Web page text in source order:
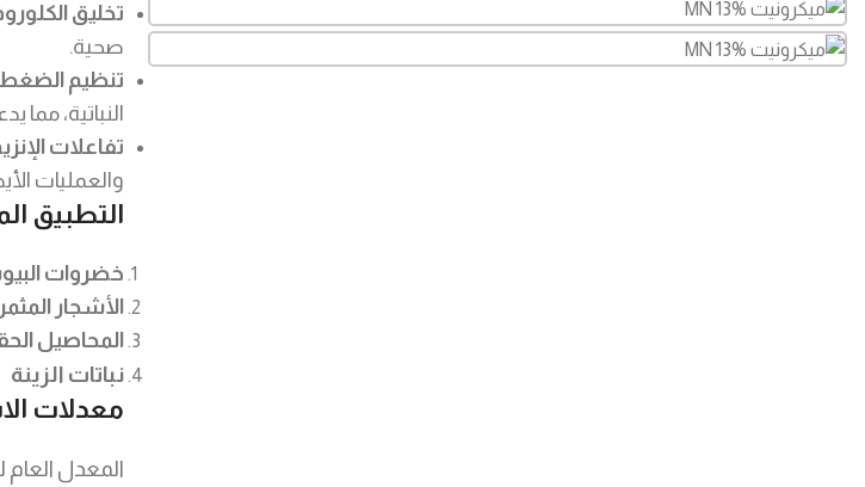
تخليق
صحية.
تنظيم
النباتية، مما
تفاعلات
والعمليات
التطبيق
خضروات
الأشجار
المحاصيل
نباتات الزينة
معدلات
المعدل العام للاستخدام